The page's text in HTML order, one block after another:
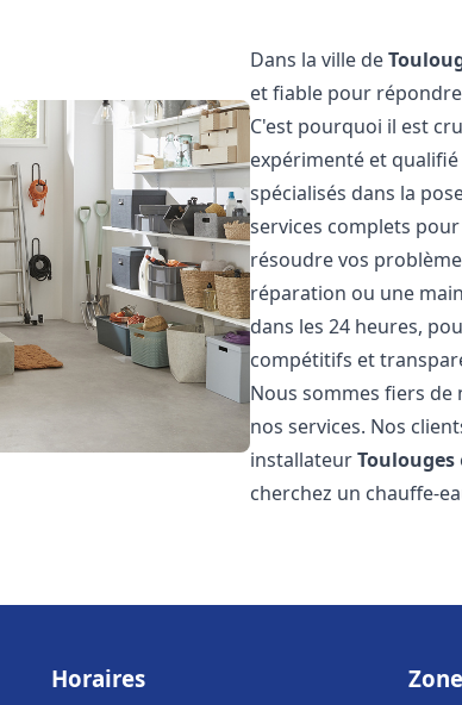
Dans la ville de
et fiable pour
C'est pourquoi il est
expérimenté et
spécialisés dans la
services complets
résoudre vos
réparation ou une
dans les 24 heures,
compétitifs et
Nous sommes fiers
nos services. Nos
installateurToulouges
cherchez un chauffe-
Horaires